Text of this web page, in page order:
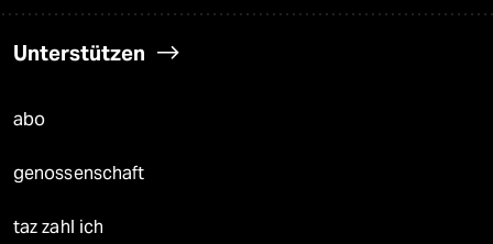
Unterstützen
abo
genossenschaft
taz zahl ich